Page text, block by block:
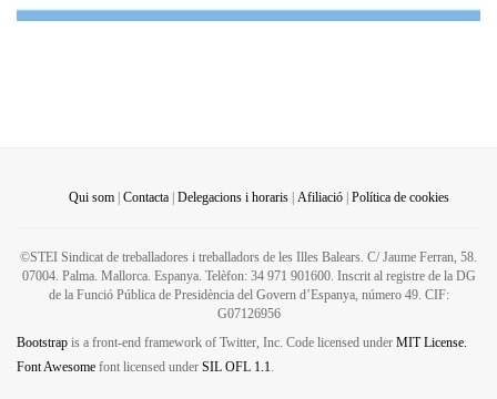
Qui som| Contacta| Delegacions i horaris| Afiliació| Política de cookies
©STEI Sindicat de treballadores i treballadors de les Illes Balears. C/ Jaume Ferran, 58.
07004. Palma. Mallorca. Espanya. Telèfon: 34 971 901600. Inscrit al registre de la DG
de la Funció Pública de Presidència del Govern d’Espanya, número 49. CIF:
G07126956
Bootstrap is a front-end framework of Twitter, Inc. Code licensed under MIT License.
Font Awesome font licensed under SIL OFL 1.1